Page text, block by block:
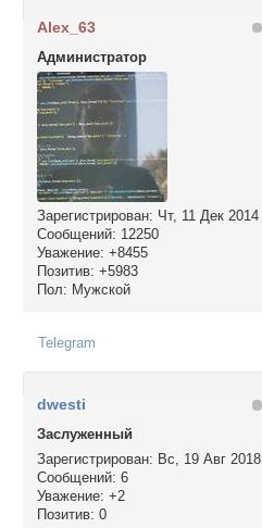
Alex_63
Администратор
Зарегистрирован: Чт, 11 Дек 2014
Сообщений: 12250
Уважение: +8455
Позитив: +5983
Пол: Мужской
Telegram
dwesti
Заслуженный
Зарегистрирован: Вс, 19 Авг 2018
Сообщений: 6
Уважение: +2
Позитив: 0